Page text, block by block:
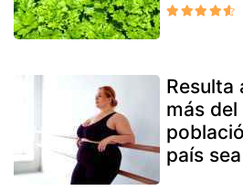
Resulta
más del
país